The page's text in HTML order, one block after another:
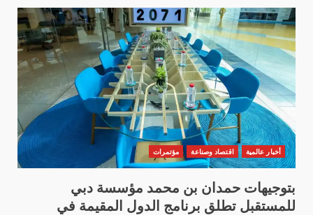
أخبار عالمية اقتصاد وصناعة مؤتمرات
بتوجيهات حمدان بن محمد مؤسسة دبي
للمستقبل تطلق برنامج الدول المقيمة في